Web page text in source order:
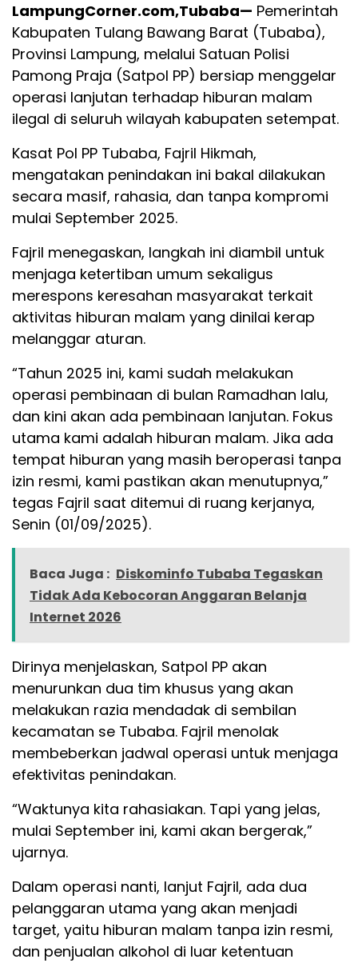
LampungCorner.com,Tubaba— Pemerintah
Kabupaten Tulang Bawang Barat (Tubaba),
Provinsi Lampung, melalui Satuan Polisi
Pamong Praja (Satpol PP) bersiap menggelar
operasi lanjutan terhadap hiburan malam
ilegal di seluruh wilayah kabupaten setempat.
Kasat Pol PP Tubaba, Fajril Hikmah,
mengatakan penindakan ini bakal dilakukan
secara masif, rahasia, dan tanpa kompromi
mulai September 2025.
Fajril menegaskan, langkah ini diambil untuk
menjaga ketertiban umum sekaligus
merespons keresahan masyarakat terkait
aktivitas hiburan malam yang dinilai kerap
melanggar aturan.
“Tahun 2025 ini, kami sudah melakukan
operasi pembinaan di bulan Ramadhan lalu,
dan kini akan ada pembinaan lanjutan. Fokus
utama kami adalah hiburan malam. Jika ada
tempat hiburan yang masih beroperasi tanpa
izin resmi, kami pastikan akan menutupnya,”
tegas Fajril saat ditemui di ruang kerjanya,
Senin (01/09/2025).
Baca Juga : Diskominfo Tubaba Tegaskan
Tidak Ada Kebocoran Anggaran Belanja
Internet 2026
Dirinya menjelaskan, Satpol PP akan
menurunkan dua tim khusus yang akan
melakukan razia mendadak di sembilan
kecamatan se Tubaba. Fajril menolak
membeberkan jadwal operasi untuk menjaga
efektivitas penindakan.
“Waktunya kita rahasiakan. Tapi yang jelas,
mulai September ini, kami akan bergerak,”
ujarnya.
Dalam operasi nanti, lanjut Fajril, ada dua
pelanggaran utama yang akan menjadi
target, yaitu hiburan malam tanpa izin resmi,
dan penjualan alkohol di luar ketentuan